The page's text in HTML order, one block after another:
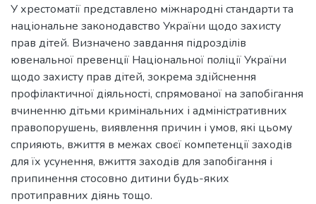
У хрестоматії представлено міжнародні стандарти та
національне законодавство України щодо захисту
прав дітей. Визначено завдання підрозділів
ювенальної превенції Національної поліції України
щодо захисту прав дітей, зокрема здійснення
профілактичної діяльності, спрямованої на запобігання
вчиненню дітьми кримінальних і адміністративних
правопорушень, виявлення причин і умов, які цьому
сприяють, вжиття в межах своєї компетенції заходів
для їх усунення, вжиття заходів для запобігання і
припинення стосовно дитини будь-яких
протиправних діянь тощо.